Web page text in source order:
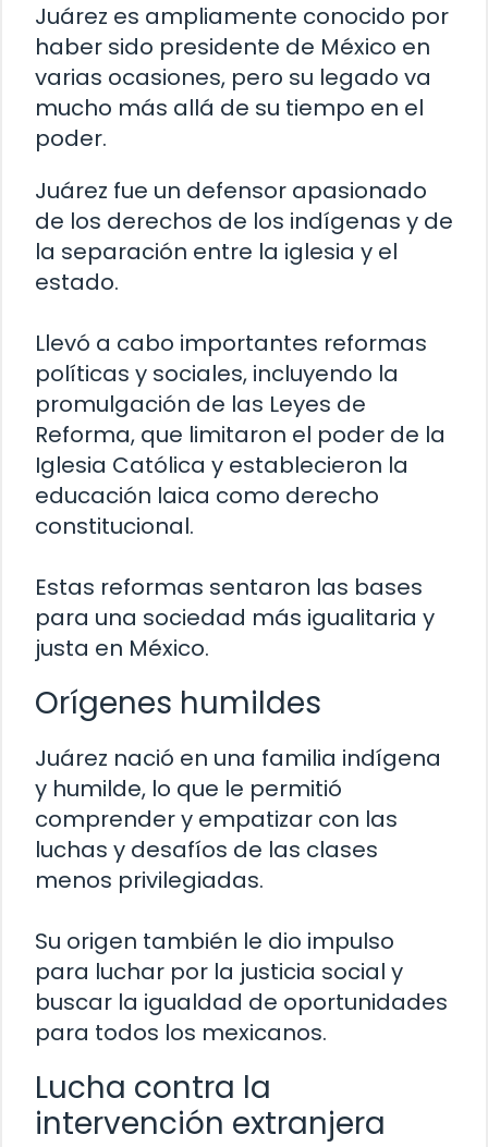
Juárez es ampliamente conocido por
haber sido presidente de México en
varias ocasiones, pero su legado va
mucho más allá de su tiempo en el
poder.
Juárez fue un defensor apasionado
de los derechos de los indígenas y de
la separación entre la iglesia y el
estado.
Llevó a cabo importantes reformas
políticas y sociales, incluyendo la
promulgación de las Leyes de
Reforma, que limitaron el poder de la
Iglesia Católica y establecieron la
educación laica como derecho
constitucional.
Estas reformas sentaron las bases
para una sociedad más igualitaria y
justa en México.
Orígenes humildes
Juárez nació en una familia indígena
y humilde, lo que le permitió
comprender y empatizar con las
luchas y desafíos de las clases
menos privilegiadas.
Su origen también le dio impulso
para luchar por la justicia social y
buscar la igualdad de oportunidades
para todos los mexicanos.
Lucha contra la
intervención extranjera